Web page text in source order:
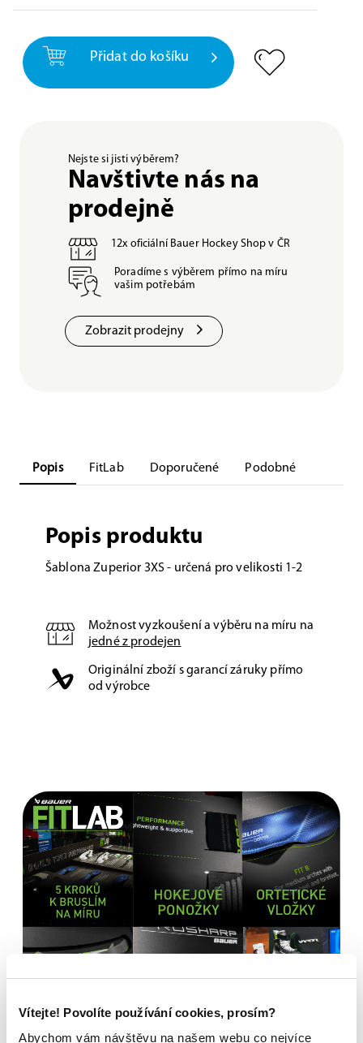
Vítejte! Povolíte používání cookies, prosím?
Abychom vám návštěvu na našem webu co nejvíce
Přidat do košíku
Nejste si jisti výběrem?
Navštivte nás na
prodejně
12x oficiální Bauer Hockey Shop v ČR
Poradíme s výběrem přímo na míru
vašim potřebám
Zobrazit prodejny
Popis FitLab Doporučené Podobné
Popis produktu
Šablona Zuperior 3XS - určená pro velikosti 1-2
Možnost vyzkoušení a výběru na míru na
jedné z prodejen
Originální zboží s garancí záruky přímo
od výrobce